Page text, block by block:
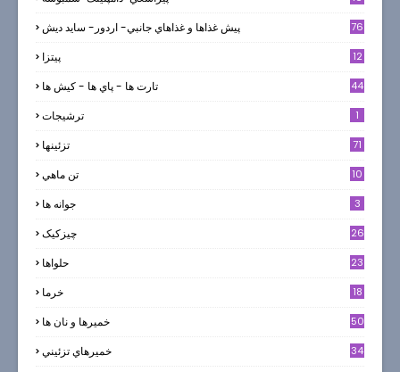
پيش غذاها و غذاهاي جانبي- اردور- سايد ديش 76
پیتزا 12
تارت ها - پاي ها - كيش ها 44
ترشيجات 1
تزئینها 71
تن ماهي 10
جوانه ها 3
چیزکیک 26
حلواها 23
خرما 18
خميرها و نان ها 50
خميرهاي تزئيني 34